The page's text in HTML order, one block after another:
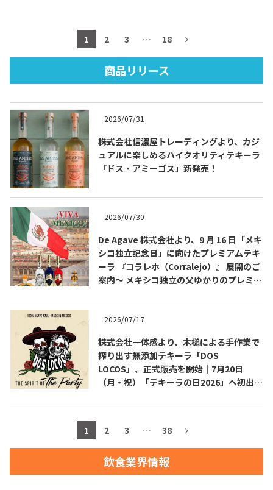
テキーラとは
テキーラマーケット
メキシコ料理
メキシコの記念日 トピックス
イベント一覧
お問合せ プライバシーポリシー サイトマップ
1 2 3 … 18
商品リリース
2026/07/31
株式会社信濃屋トレーディングより、カジ
ュアルに楽しめるハイクオリティテキーラ
「ドス・アミーゴス」新発売！
2026/07/30
De Agave 株式会社より、9 月 16 日「メキ
シコ独立記念日」に向けたプレミアムテキ
ーラ 『コラレホ（Corralejo）』 展開のご
案内〜 メキシコ独立の父ゆかりのプレミア
2026/07/17
株式会社一体感より、木槌による手作業で
搾り出す無添加テキーラ「DOS
LOCOS」、正式販売を開始｜7月20日
（月・祝）「テキーラの日2026」へ初出
1 2 3 … 38
飲食業界情報